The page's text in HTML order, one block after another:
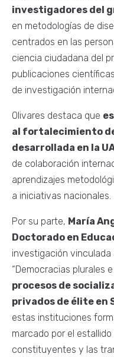
investigadores del
en metodologías de
centrados en las
ciencia ciudadana del
publicaciones
de investigación
Olivares destaca que
al fortalecimiento
desarrollada en la
de colaboración
aprendizajes
a iniciativas nacionales.
Por su parte, María
Doctorado en
investigación
“Democracias plurales
procesos de
privados de élite en
estas instituciones
marcado por el
constituyentes y las